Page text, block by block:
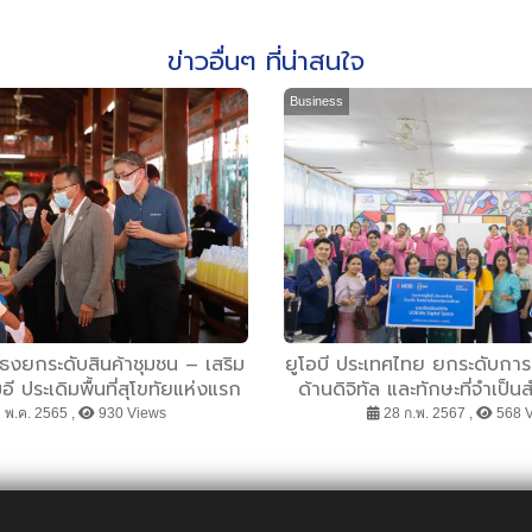
ข่าวอื่นๆ ที่น่าสนใจ
ยกระดับสินค้าชุมชน – เสริม
ประเดิมพื้นที่สุโขทัยแห่งแรก
ท้องถิ่น ภายใต้นโยบาย “ดี
.ค. 2565 , 930 Views
Business
ยูโอบี ประเทศไทย ยกระดับกา
ด้านดิจิทัล และทักษะที่จำเป็น
แก่นักเรียนไทยในพื้นที่
28 ก.พ. 2567 , 568